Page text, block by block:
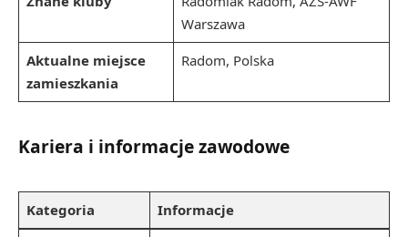
Warszawa
Aktualne miejsce
zamieszkania
Radom, Polska
Kariera i informacje zawodowe
Kategoria Informacje